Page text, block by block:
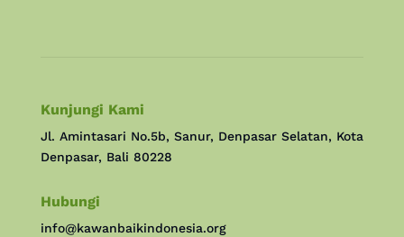
Kunjungi Kami
Jl. Amintasari No.5b, Sanur, Denpasar Selatan, Kota
Denpasar, Bali 80228
Hubungi
info@kawanbaikindonesia.org